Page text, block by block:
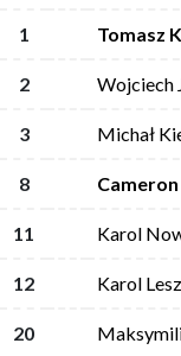
1 Tomasz
2 Wojciech
3 Michał
8
11 Karol
12 Karol
20
1 Tomasz
2 Wojciech
3 Michał
8
11 Karol
12 Karol
20